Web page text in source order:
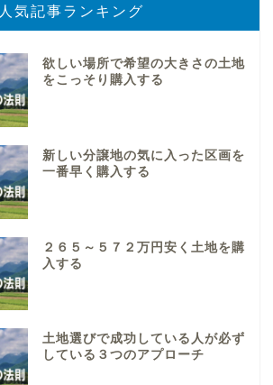
人気記事ランキング
欲しい場所で希望の大きさの土地
をこっそり購入する
新しい分譲地の気に入った区画を
一番早く購入する
２６５～５７２万円安く土地を購
入する
土地選びで成功している人が必ず
している３つのアプローチ